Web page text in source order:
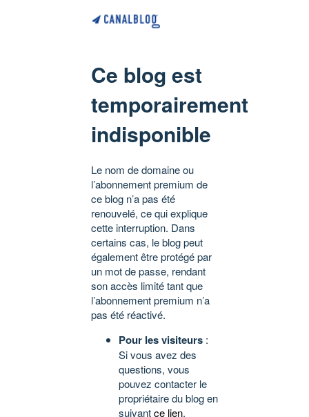
Ce blog est
temporairement
indisponible
Le nom de domaine ou
l’abonnement premium de
ce blog n’a pas été
renouvelé, ce qui explique
cette interruption. Dans
certains cas, le blog peut
également être protégé par
un mot de passe, rendant
son accès limité tant que
l’abonnement premium n’a
pas été réactivé.
Pour les visiteurs :
Si vous avez des
questions, vous
pouvez contacter le
propriétaire du blog en
suivantce lien.